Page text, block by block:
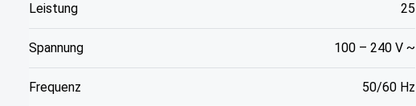
Leistung 25
Spannung 100 – 240 V ~
Frequenz 50/60 Hz